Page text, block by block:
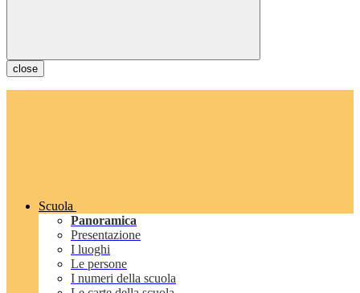
close
Scuola
Panoramica
Presentazione
I luoghi
Le persone
I numeri della scuola